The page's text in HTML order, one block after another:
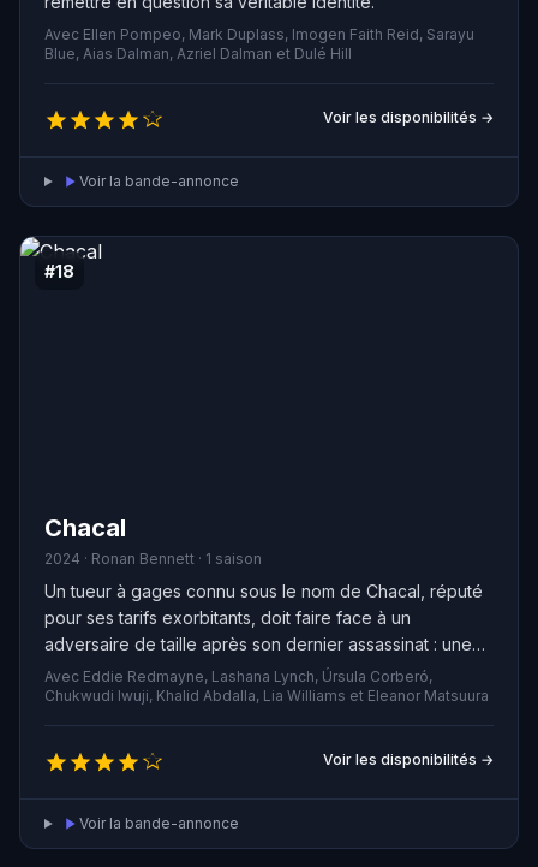
Avec Ellen Pompeo, Mark Duplass, Imogen Faith Reid, Sarayu
Blue, Aias Dalman, Azriel Dalman et Dulé Hill
Voir les disponibilités →
Voir la bande-annonce
#18
Chacal
2024 · Ronan Bennett · 1 saison
Un tueur à gages connu sous le nom de Chacal, réputé
pour ses tarifs exorbitants, doit faire face à un
adversaire de taille après son dernier assassinat : une
officier du renseignement britannique déterminée à le
capturer. S'engage alors un jeu haletant de chat et de
souris qui les entraîne à travers l'Europe, laissant
derrière eux un sillage de chaos.
Avec Eddie Redmayne, Lashana Lynch, Úrsula Corberó,
Chukwudi Iwuji, Khalid Abdalla, Lia Williams et Eleanor Matsuura
Voir les disponibilités →
Voir la bande-annonce